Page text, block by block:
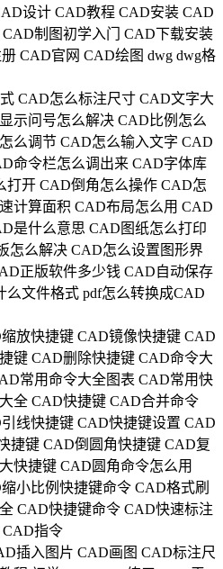
设计 CAD教程 CAD安装 CAD
CAD制图初学入门
CAD下载安装
CAD官网 CAD绘图 dwg dwg格
CAD怎么标注尺寸 CAD文字大
示问号怎么解决 CAD比例怎么
么调节 CAD怎么输入文字 CAD
命令栏怎么调出来 CAD字体库
打开 CAD倒角怎么操作 CAD怎
计算面积 CAD布局怎么用 CAD
是什么意思 CAD图纸怎么打印
怎么解决 CAD怎么设置图形界
正版软件多少钱 CAD自动保存
么文件格式 pdf怎么转换成CAD
放快捷键 CAD镜像快捷键 CAD
键 CAD删除快捷键 CAD命令大
常用命令大全图表 CAD常用快
全 CAD快捷键 CAD合并命令
线快捷键 CAD快捷键设置 CAD
捷键 CAD倒圆角快捷键 CAD复
快捷键 CAD圆角命令怎么用
小比例快捷键命令 CAD格式刷
CAD快捷键命令 CAD快速标注
CAD指令
插入图片 CAD画图 CAD标注尺